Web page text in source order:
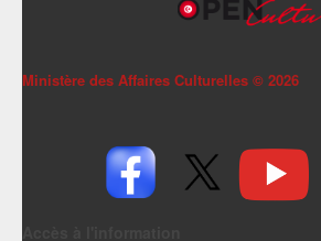
Ministère des Affaires Culturelles © 2026